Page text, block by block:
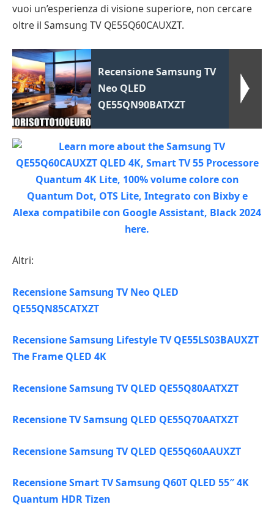
vuoi un’esperienza di visione superiore, non cercare
oltre il Samsung TV QE55Q60CAUXZT.
Recensione Samsung TV
Neo QLED
QE55QN90BATXZT
Altri:
Recensione Samsung TV Neo QLED
QE55QN85CATXZT
Recensione Samsung Lifestyle TV QE55LS03BAUXZT
The Frame QLED 4K
Recensione Samsung TV QLED QE55Q80AATXZT
Recensione TV Samsung QLED QE55Q70AATXZT
Recensione Samsung TV QLED QE55Q60AAUXZT
Recensione Smart TV Samsung Q60T QLED 55″ 4K
Quantum HDR Tizen